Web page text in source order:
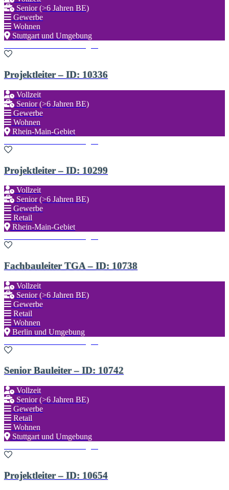
Senior (>6 Jahren BE)
Gewerbe
Wohnen
Stuttgart und Umgebung
Projektleiter – ID: 10336
Vollzeit
Senior (>6 Jahren BE)
Gewerbe
Wohnen
Rhein-Main-Gebiet
Projektleiter – ID: 10299
Vollzeit
Senior (>6 Jahren BE)
Gewerbe
Retail
Rhein-Main-Gebiet
Fachbauleiter TGA – ID: 10738
Vollzeit
Senior (>6 Jahren BE)
Gewerbe
Retail
Wohnen
Berlin und Umgebung
Senior Bauleiter – ID: 10742
Vollzeit
Senior (>6 Jahren BE)
Gewerbe
Retail
Wohnen
Stuttgart und Umgebung
Projektleiter – ID: 10654